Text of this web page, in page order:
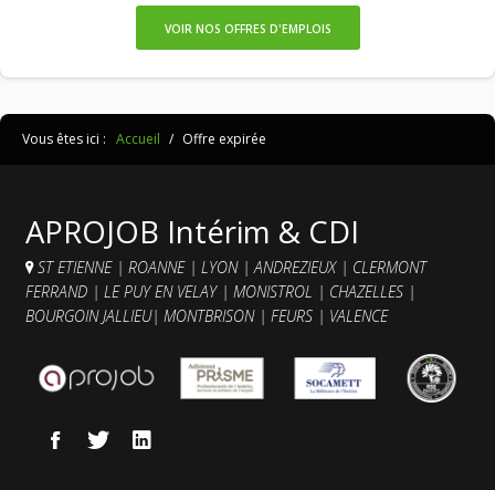
Salariés Aprojob
VOIR NOS OFFRES D'EMPLOIS
Vous êtes ici : Accueil / Offre expirée
APROJOB Intérim & CDI
ST ETIENNE| ROANNE | LYON |ANDREZIEUX | CLERMONT
FERRAND | LE PUY EN VELAY| MONISTROL | CHAZELLES |
BOURGOIN JALLIEU| MONTBRISON | FEURS | VALENCE